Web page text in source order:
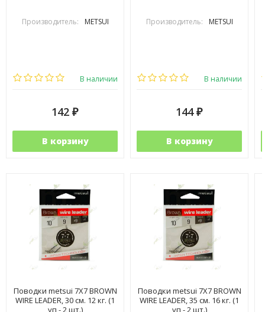
Производитель: METSUI
В наличии
142 ₽
В корзину
Производитель: METSUI
В наличии
144 ₽
В корзину
Поводки metsui 7X7 BROWN
WIRE LEADER, 30 см. 12 кг. (1
уп - 2 шт.)
Поводки metsui 7X7 BROWN
WIRE LEADER, 35 см. 16 кг. (1
уп - 2 шт.)